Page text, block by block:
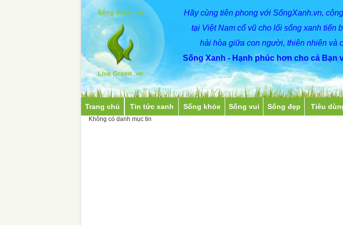
Hãycùng tiên phong với SốngXanh.vn,
tại Việt Nam cổ vũ cho lối sống xanh tiến
hài hòa giữa con người, thiên nhiên và
Sống Xanh - Hạnh phúc hơn cho cả Bạn
Trang chủ Tin tức xanh Sống khỏe Sống vui Sống đẹp Tiêu
Không có danh mục tin